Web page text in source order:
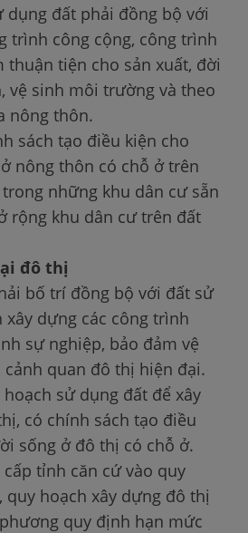
dụng đất phải đồng bộ với
trình công cộng, công trình
thuận tiện cho sản xuất, đời
vệ sinh môi trường và theo
nông thôn.
sách tạo điều kiện cho
nông thôn có chỗ ở trên
những khu dân cư sẵn
rộng khu dân cư trên đất
đô thị
bố trí đồng bộ với đất sử
dựng các công trình
sự nghiệp, bảo đảm vệ
quan đô thị hiện đại.
sử dụng đất để xây
có chính sách tạo điều
sống ở đô thị có chỗ ở.
tỉnh căn cứ vào quy
quy hoạch xây dựng đô thị
quy định hạn mức